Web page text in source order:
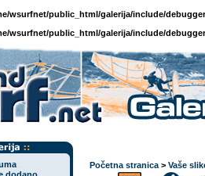
wsurfnet/public_html/galerija/include/
wsurfnet/public_html/galerija/include/
Početna stranica > Vaše